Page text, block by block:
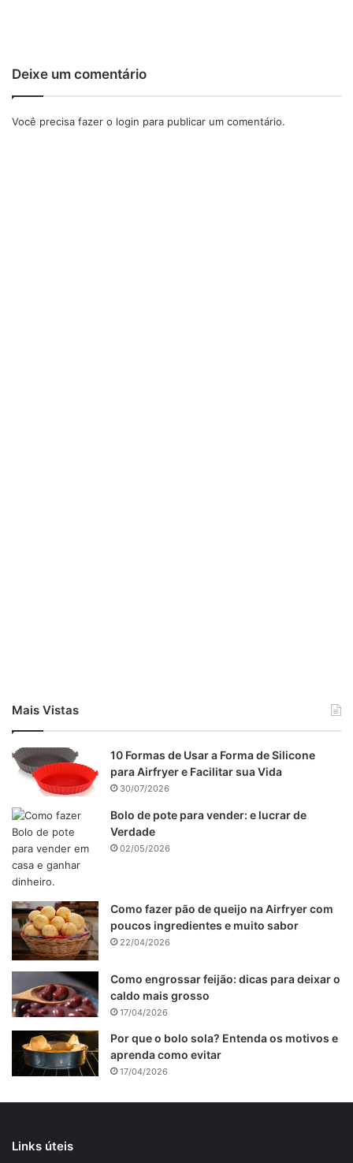
Deixe um comentário
Você precisa fazer o login para publicar um comentário.
Mais Vistas
10 Formas de Usar a Forma de Silicone
para Airfryer e Facilitar sua Vida
30/07/2026
Bolo de pote para vender: e lucrar de
Verdade
02/05/2026
Como fazer pão de queijo na Airfryer com
poucos ingredientes e muito sabor
22/04/2026
Como engrossar feijão: dicas para deixar o
caldo mais grosso
17/04/2026
Por que o bolo sola? Entenda os motivos e
aprenda como evitar
17/04/2026
Links úteis